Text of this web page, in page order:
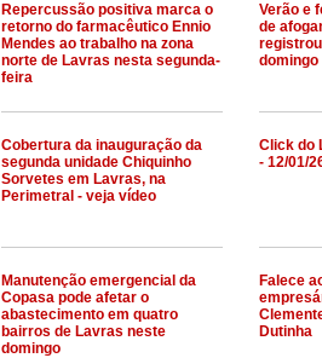
Repercussão positiva marca o
retorno do farmacêutico Ennio
Mendes ao trabalho na zona
norte de Lavras nesta segunda-
feira
Verão e
de
domingo
Cobertura da inauguração da
segunda unidade Chiquinho
Sorvetes em Lavras, na
Perimetral - veja vídeo
Click do
- 12/01/
Manutenção emergencial da
Copasa pode afetar o
abastecimento em quatro
bairros de Lavras neste
domingo
Falece
Dutinha